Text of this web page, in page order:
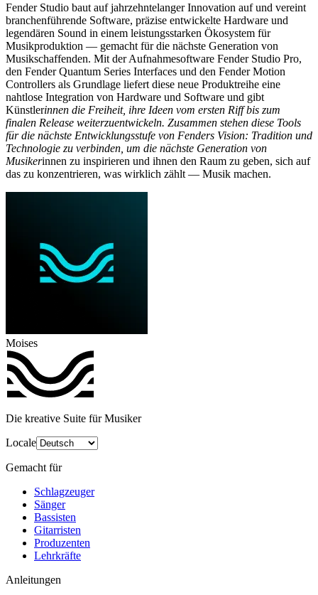
Fender Studio baut auf jahrzehntelanger Innovation auf und vereint
branchenführende Software, präzise entwickelte Hardware und
legendären Sound in einem leistungsstarken Ökosystem für
Musikproduktion — gemacht für die nächste Generation von
Musikschaffenden. Mit der Aufnahmesoftware Fender Studio Pro,
den Fender Quantum Series Interfaces und den Fender Motion
Controllers als Grundlage liefert diese neue Produktreihe eine
nahtlose Integration von Hardware und Software und gibt
Künstlerinnen die Freiheit, ihre Ideen vom ersten Riff bis zum
finalen Release weiterzuentwickeln. Zusammen stehen diese Tools
für die nächste Entwicklungsstufe von Fenders Vision: Tradition und
Technologie zu verbinden, um die nächste Generation von
Musikerinnen zu inspirieren und ihnen den Raum zu geben, sich auf
das zu konzentrieren, was wirklich zählt — Musik machen.
Moises
Die kreative Suite für Musiker
Locale
Gemacht für
Schlagzeuger
Sänger
Bassisten
Gitarristen
Produzenten
Lehrkräfte
Anleitungen